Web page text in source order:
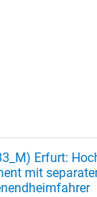
Erfurt:
mit